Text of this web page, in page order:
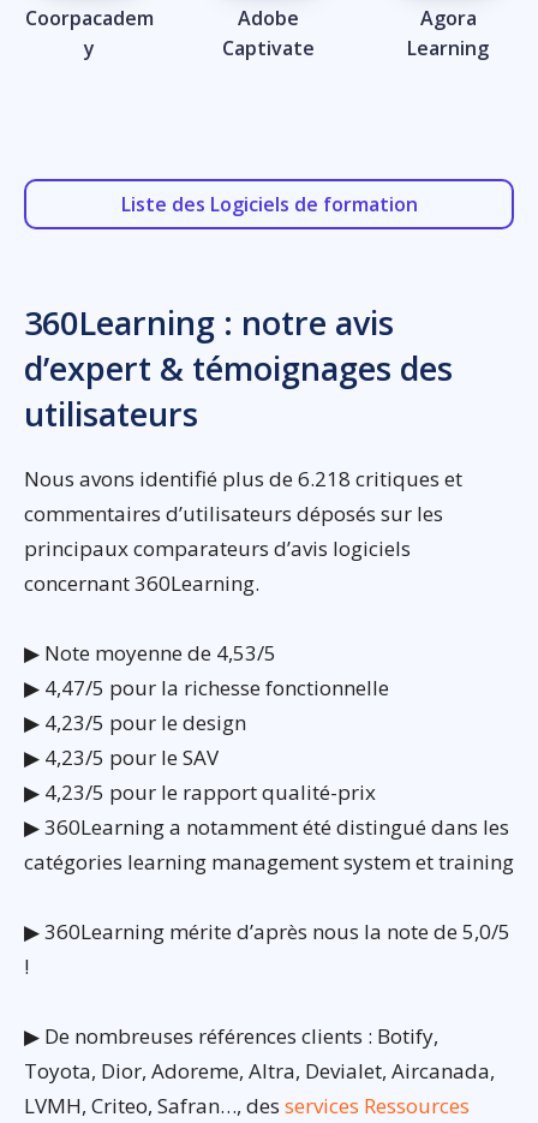
Coorpacadem
y
Adobe
Captivate
Agora
Learning
Liste des Logiciels de formation
360Learning : notre avis
d’expert & témoignages des
utilisateurs
Nous avons identifié plus de 6.218 critiques et
commentaires d’utilisateurs déposés sur les
principaux comparateurs d’avis logiciels
concernant 360Learning.
▶ Note moyenne de 4,53/5
▶ 4,47/5 pour la richesse fonctionnelle
▶ 4,23/5 pour le design
▶ 4,23/5 pour le SAV
▶ 4,23/5 pour le rapport qualité-prix
▶ 360Learning a notamment été distingué dans les
catégories learning management system et training
▶ 360Learning mérite d’après nous la note de 5,0/5
!
▶ De nombreuses références clients : Botify,
Toyota, Dior, Adoreme, Altra, Devialet, Aircanada,
LVMH, Criteo, Safran…, des services Ressources